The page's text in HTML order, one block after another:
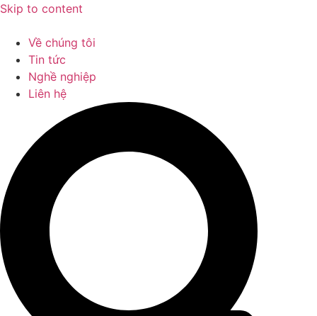
Skip to content
Về chúng tôi
Tin tức
Nghề nghiệp
Liên hệ